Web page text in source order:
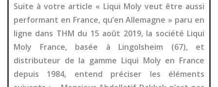
Suite à votre article « Liqui Moly veut être aussi
performant en France, qu’en Allemagne » paru en
ligne dans THM du 15 août 2019, la société Liqui
Moly France, basée à Lingolsheim (67), et
distributeur de la gamme Liqui Moly en France
depuis 1984, entend préciser les éléments